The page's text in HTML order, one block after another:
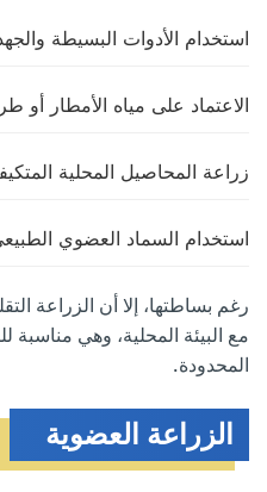
استخدام الأدوات البسيطة
الاعتماد على مياه الأمطار أو
زراعة المحاصيل المحلية
استخدام السماد العضوي
رغم بساطتها، إلا أن الزراعة
مع البيئة المحلية، وهي مناسبة
المحدودة.
الزراعة العضوية